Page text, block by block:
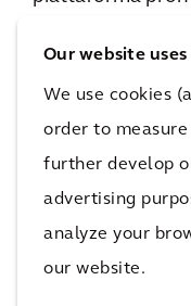
Our website uses
We use cookies
order to
further develop
advertising
analyze your
our website.
affrontare.